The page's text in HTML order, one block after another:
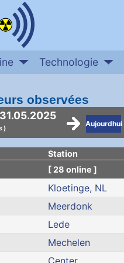
Technologie
observées
)
Aujourdhui
Station
[ 28 online ]
Kloetinge, NL
Meerdonk
Lede
Mechelen
Center